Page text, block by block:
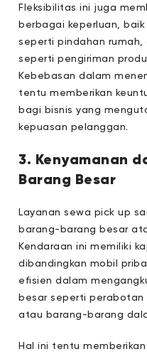
Fleksibilitas ini juga
berbagai keperluan,
seperti pindahan
seperti pengiriman
Kebebasan dalam
tentu memberikan
bagi bisnis yang
kepuasan pelanggan.
3. Kenyamanan
Barang Besar
Layanan sewa pick up
barang-barang besar
Kendaraan ini memiliki
dibandingkan mobil
efisien dalam
besar seperti perabotan
atau barang-barang
Hal ini tentu